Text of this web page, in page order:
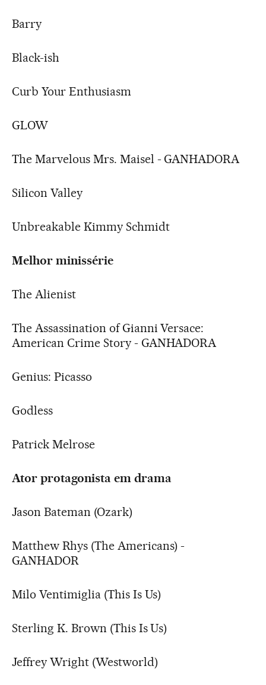
Barry
Black-ish
Curb Your Enthusiasm
GLOW
The Marvelous Mrs. Maisel - GANHADORA
Silicon Valley
Unbreakable Kimmy Schmidt
Melhor minissérie
The Alienist
The Assassination of Gianni Versace:
American Crime Story - GANHADORA
Genius: Picasso
Godless
Patrick Melrose
Ator protagonista em drama
Jason Bateman (Ozark)
Matthew Rhys (The Americans) -
GANHADOR
Milo Ventimiglia (This Is Us)
Sterling K. Brown (This Is Us)
Jeffrey Wright (Westworld)